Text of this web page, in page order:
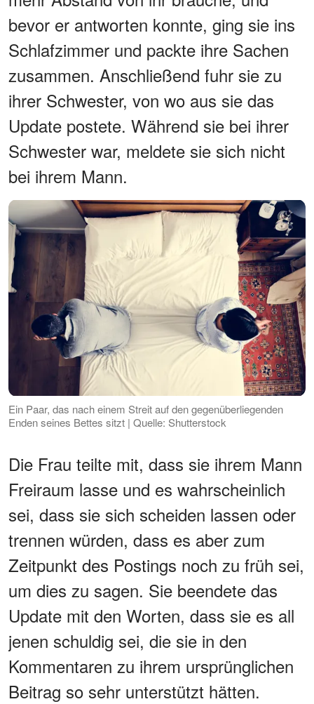
bevor er antworten konnte, ging sie ins
Schlafzimmer und packte ihre Sachen
zusammen. Anschließend fuhr sie zu
ihrer Schwester, von wo aus sie das
Update postete. Während sie bei ihrer
Schwester war, meldete sie sich nicht
bei ihrem Mann.
Ein Paar, das nach einem Streit auf den gegenüberliegenden
Enden seines Bettes sitzt | Quelle: Shutterstock
Die Frau teilte mit, dass sie ihrem Mann
Freiraum lasse und es wahrscheinlich
sei, dass sie sich scheiden lassen oder
trennen würden, dass es aber zum
Zeitpunkt des Postings noch zu früh sei,
um dies zu sagen. Sie beendete das
Update mit den Worten, dass sie es all
jenen schuldig sei, die sie in den
Kommentaren zu ihrem ursprünglichen
Beitrag so sehr unterstützt hätten.